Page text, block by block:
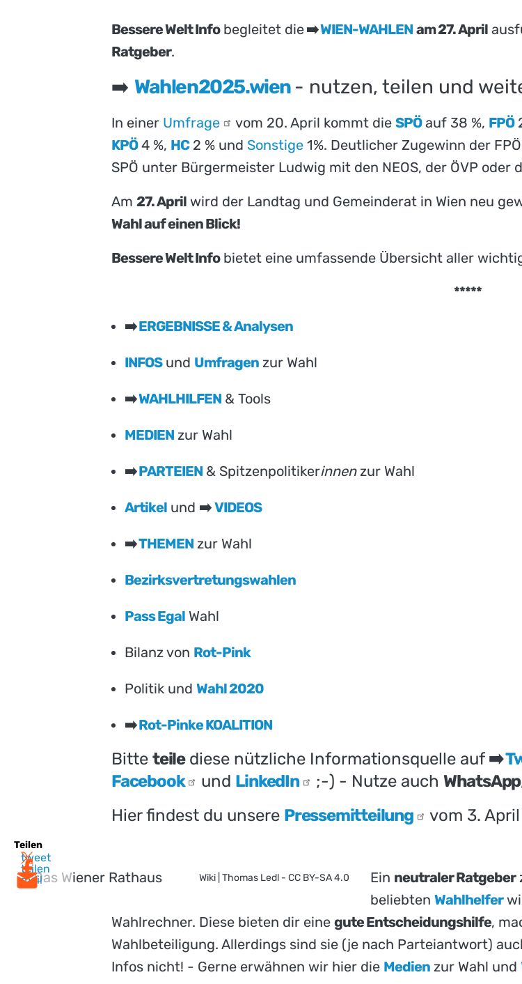
Teilen
tweet
teilen
mail
Bessere Welt Infobegleitet die➡️WIEN-WAHLEN am 27. April
Ratgeber.
➡️ Wahlen2025.wien - nutzen, teilen und
In einer Umfrage vom 20. April kommt die SPÖauf 38 %, FPÖ
KPÖ4 %, HC2 % und Sonstige 1%. Deutlicher Zugewinn der
SPÖ unter Bürgermeister Ludwig mit den NEOS, der ÖVP oder
Am 27. April wird der Landtag und Gemeinderat in Wien neu
Wahl auf einen Blick!
Bessere Welt Infobietet eine umfassende Übersicht aller
*****
➡️ERGEBNISSE & Analysen
INFOSund Umfragen zur Wahl
➡️WAHLHILFEN & Tools
MEDIEN zur Wahl
➡️PARTEIEN & Spitzenpolitikerinnenzur Wahl
Artikel und ➡️ VIDEOS
➡️THEMEN zur Wahl
Bezirksvertretungswahlen
Pass Egal Wahl
Bilanz von Rot-Pink
Politik und Wahl 2020
➡️Rot-Pinke KOALITION
Bitte teilediese nützliche Informationsquelle auf ➡️
Facebook
und LinkedIn ;-) - Nutze auch WhatsApp
Hier findest du unsere Pressemitteilung vom 3.
Wiki | Thomas Ledl - CC BY-SA 4.0 Ein neutraler Ratgeber
beliebten Wahlhelfer
Wahlrechner. Diese bieten dir eine gute Entscheidungshilfe,
Wahlbeteiligung. Allerdings sind sie (je nach Parteiantwort)
Infos nicht! - Gerne erwähnen wir hier die Medien zur Wahl und